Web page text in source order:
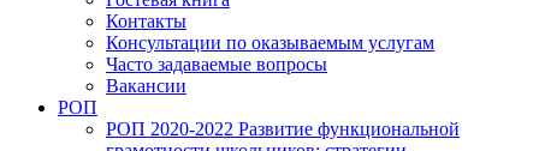
Контакты
Консультации по оказываемым услугам
Часто задаваемые вопросы
Вакансии
РОП
РОП 2020-2022 Развитие функциональной